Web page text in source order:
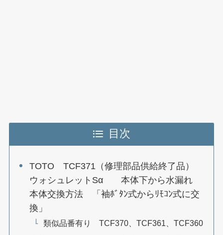
目次
TOTO TCF371（修理部品供給終了品）
ウォシュレットSα 本体下から水漏れ
本体交換方法 「袖ﾎﾞﾀﾝ式からﾘﾓｺﾝ式に交
換」
類似品番有り TCF370、TCF361、TCF360